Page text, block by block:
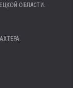
ОБЛАСТИ.